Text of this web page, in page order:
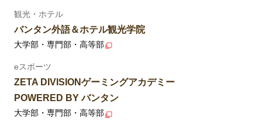
観光・ホテル
バンタン外語＆ホテル観光学院
大学部・専門部・高等部
eスポーツ
ZETA DIVISIONゲーミングアカデミー
POWERED BY バンタン
大学部・専門部・高等部